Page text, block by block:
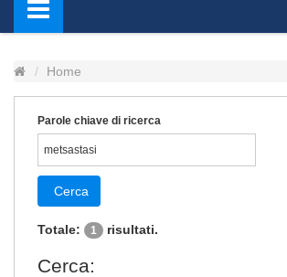
Home
Parole chiave di ricerca
Cerca
Totale: 1 risultati.
Cerca: